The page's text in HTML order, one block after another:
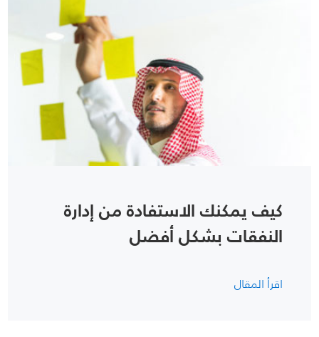
كيف يمكنك الاستفادة من إدارة
النفقات بشكل أفضل
اقرأ المقال